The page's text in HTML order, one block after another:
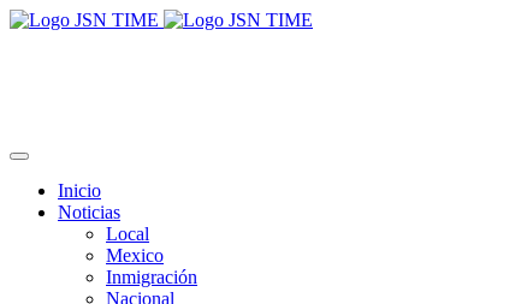
Inicio
Noticias
Local
Mexico
Inmigración
Nacional